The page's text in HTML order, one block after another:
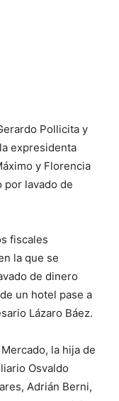
Pollicita y
expresidenta
y Florencia
por lavado de
fiscales
la que se
de dinero
un hotel pase a
Lázaro Báez.
la hija de
Osvaldo
Adrián Berni,